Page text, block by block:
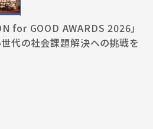
for GOOD AWARDS 2026」
代の社会課題解決への挑戦を